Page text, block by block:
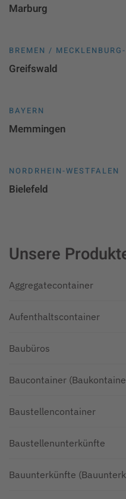
Marburg
BREMEN /
Greifswald
BAYERN
Memmingen
NORDRHEIN-WESTFALEN
Bielefeld
Unsere
Aggregatecontainer
Aufenthaltscontainer
Baubüros
Baucontainer
Baustellencontainer
Baustellenunterkünfte
Bauunterkünfte